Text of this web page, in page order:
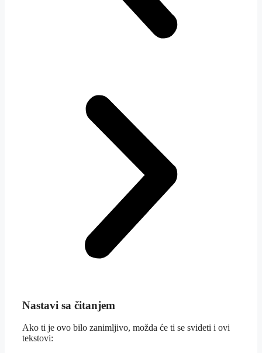
Nastavi sa čitanjem
Ako ti je ovo bilo zanimljivo, možda će ti se svideti i ovi
tekstovi: